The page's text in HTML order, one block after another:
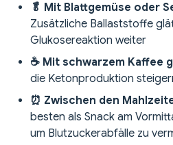
🥬 Mit Blattgemüse oder
Zusätzliche Ballaststoffe
Glukosereaktion weiter
☕ Mit schwarzem Kaffee
die Ketonproduktion
⏰ Zwischen den
besten als Snack am
um Blutzuckerabfälle zu